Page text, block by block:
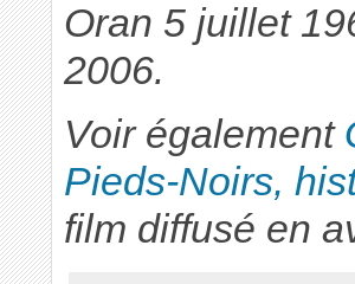
Oran 5 juillet
2006.
Voir également
Pieds-Noirs,
film diffusé en